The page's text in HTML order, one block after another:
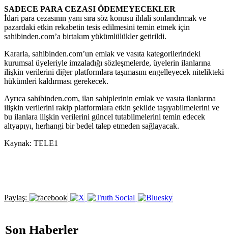
SADECE PARA CEZASI ÖDEMEYECEKLER
İdari para cezasının yanı sıra söz konusu ihlali sonlandırmak ve
pazardaki etkin rekabetin tesis edilmesini temin etmek için
sahibinden.com’a birtakım yükümlülükler getirildi.
Kararla, sahibinden.com’un emlak ve vasıta kategorilerindeki
kurumsal üyeleriyle imzaladığı sözleşmelerde, üyelerin ilanlarına
ilişkin verilerini diğer platformlara taşımasını engelleyecek nitelikteki
hükümleri kaldırması gerekecek.
Ayrıca sahibinden.com, ilan sahiplerinin emlak ve vasıta ilanlarına
ilişkin verilerini rakip platformlara etkin şekilde taşıyabilmelerini ve
bu ilanlara ilişkin verilerini güncel tutabilmelerini temin edecek
altyapıyı, herhangi bir bedel talep etmeden sağlayacak.
Kaynak: TELE1
Paylaş:
Son Haberler